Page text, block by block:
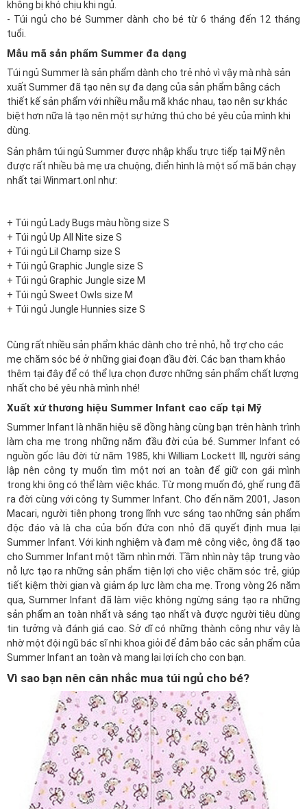
không bị khó chịu khi ngủ.
- Túi ngủ cho bé Summer dành cho bé từ 6 tháng đến 12 tháng
tuổi.
Mẫu mã sản phẩm Summer đa dạng
Túi ngủ Summer là sản phẩm dành cho trẻ nhỏ vì vậy mà nhà sản
xuất Summer đã tạo nên sự đa dạng của sản phẩm bằng cách
thiết kế sản phẩm với nhiều mẫu mã khác nhau, tạo nên sự khác
biệt hơn nữa là tạo nên một sự hứng thú cho bé yêu của mình khi
dùng.
Sản phâm túi ngủ Summer được nhập khẩu trực tiếp tại Mỹ nên
được rất nhiều bà mẹ ưa chuộng, điển hình là một số mã bán chạy
nhất tại Winmart.onl như:
+ Túi ngủ Lady Bugs màu hồng size S
+ Túi ngủ Up All Nite size S
+ Túi ngủ Lil Champ size S
+ Túi ngủ Graphic Jungle size S
+ Túi ngủ Graphic Jungle size M
+ Túi ngủ Sweet Owls size M
+ Túi ngủ Jungle Hunnies size S
Cùng rất nhiều sản phẩm khác dành cho trẻ nhỏ, hỗ trợ cho các
mẹ chăm sóc bé ở những giai đoạn đầu đời. Các bạn tham khảo
thêm tại đâyđể có thể lựa chọn được những sản phẩm chất lượng
nhất cho bé yêu nhà mình nhé!
Xuất xứ thương hiệu Summer Infant cao cấp tại Mỹ
Summer Infant là nhãn hiệu sẽ đồng hàng cùng bạn trên hành trình
làm cha mẹ trong những năm đầu đời của bé. Summer Infant có
nguồn gốc lâu đời từ năm 1985, khi William Lockett III, người sáng
lập nên công ty muốn tìm một nơi an toàn để giữ con gái mình
trong khi ông có thể làm việc khác. Từ mong muốn đó, ghế rung đã
ra đời cùng với công ty Summer Infant. Cho đến năm 2001, Jason
Macari, người tiên phong trong lĩnh vực sáng tạo những sản phẩm
độc đáo và là cha của bốn đứa con nhỏ đã quyết định mua lại
Summer Infant. Với kinh nghiệm và đam mê công việc, ông đã tạo
cho Summer Infant một tầm nhìn mới. Tầm nhìn này tập trung vào
nỗ lực tạo ra những sản phẩm tiện lợi cho việc chăm sóc trẻ, giúp
tiết kiệm thời gian và giảm áp lực làm cha mẹ. Trong vòng 26 năm
qua, Summer Infant đã làm việc không ngừng sáng tạo ra những
sản phẩm an toàn nhất và sáng tạo nhất và được người tiêu dùng
tin tưởng và đánh giá cao. Sở dĩ có những thành công như vậy là
nhờ một đội ngũ bác sĩ nhi khoa giỏi để đảm bảo các sản phẩm của
Summer Infant an toàn và mang lại lợi ích cho con bạn.
Vì sao bạn nên cân nhắc mua túi ngủ cho bé?